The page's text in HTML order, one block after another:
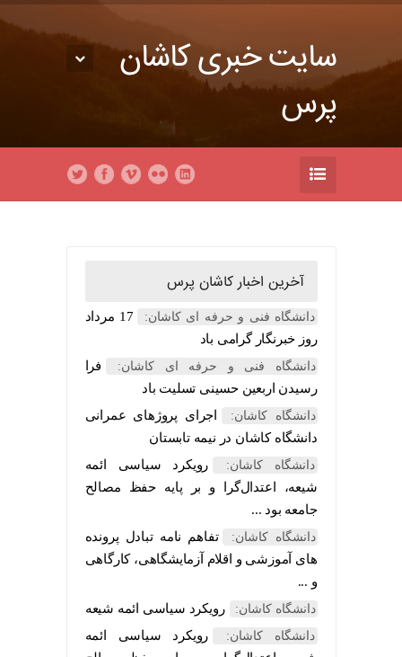
سایت خبری کاشان
پرس
آخرین اخبار کاشان پرس
دانشگاه فنی و حرفه ای کاشان:
17 مرداد
روز خبرنگار گرامی باد
دانشگاه فنی و حرفه ای کاشان: فرا
رسیدن اربعین حسینی تسلیت باد
دانشگاه کاشان: اجرای پروژهای عمرانی
دانشگاه کاشان در نیمه تابستان
دانشگاه کاشان: رویکرد سیاسی ائمه
شیعه، اعتدال‌گرا و بر پایه حفظ مصالح
جامعه بود ...
دانشگاه کاشان: تفاهم نامه تبادل پرونده‌
های آموزشی و اقلام آزمایشگاهی، کارگاهی
دانشگاه کاشان: رویکرد سیاسی ائمه شیعه
دانشگاه کاشان: رویکرد سیاسی ائمه